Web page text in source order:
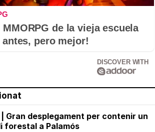
de la vieja escuela
antes, pero mejor!
DISCOVER WITH
| Gran desplegament per contenir un
forestal a Palamós